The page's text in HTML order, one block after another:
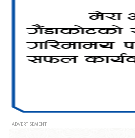
- ADVERTISEMENT -